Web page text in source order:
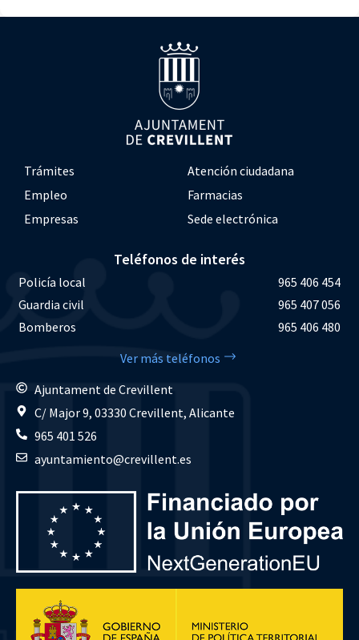
Trámites
Atención ciudadana
Empleo
Farmacias
Empresas
Sede electrónica
Teléfonos de interés
Policía local
965 406 454
Guardia civil
965 407 056
Bomberos
965 406 480
Ver más teléfonos
Ajuntament de Crevillent
C/ Major 9, 03330 Crevillent, Alicante
965 401 526
ayuntamiento@crevillent.es